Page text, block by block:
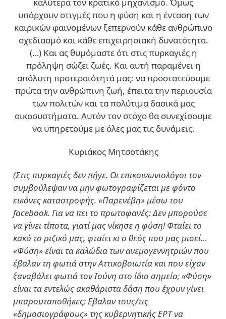
υπάρχουν στιγμές που η φύση και η ένταση των
καιρικών φαινομένων ξεπερνούν κάθε ανθρώπινο
σχεδιασμό και κάθε επιχειρησιακή δυνατότητα.
(…) Και ας θυμόμαστε ότι στις πυρκαγιές η
πρόληψη σώζει ζωές. Και αυτή παραμένει η
απόλυτη προτεραιότητά μας: να προστατεύουμε
πρώτα την ανθρώπινη ζωή, έπειτα την περιουσία
των πολιτών και τα πολύτιμα δασικά μας
οικοσυστήματα. Αυτόν τον στόχο θα συνεχίσουμε
να υπηρετούμε με όλες μας τις δυνάμεις.
Κυριάκος Μητσοτάκης
(Στις πυρκαγιές δεν πήγε. Οι επικοινωνιολόγοι τον
συμβούλεψαν να μην φωτογραφίζεται με φόντο
εικόνες καταστροφής. «Παρενέβη» μέσω του
facebook. Για να πει το πρωτοφανές: Δεν μπορούσε
να γίνει τίποτα, γιατί μας νίκησε η φύση! Φταίει το
κακό το ριζικό μας, φταίει κι ο θεός που μας μισεί…
«Φύση» είναι τα καλώδια των ανεμογεννητριών που
έβαλαν τη φωτιά στην Αττικοβοιωτία και που είχαν
ξαναβάλει φωτιά τον Ιούνη στο ίδιο σημείο; «Φύση»
είναι τα εντελώς ακαθάριστα δάση που έχουν γίνει
μπαρουταποθήκες; Εβαλαν τους/τις
«δημοσιογράφους» της κυβερνητικής ΕΡΤ να